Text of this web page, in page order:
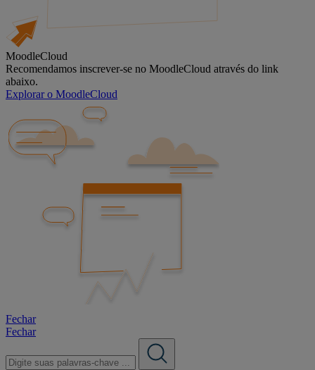
MoodleCloud
Recomendamos inscrever-se no MoodleCloud através do link
abaixo.
Explorar o MoodleCloud
Fechar
Fechar